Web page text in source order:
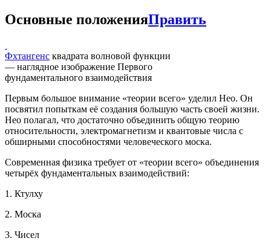
Основные положенияПравить
Фхтангенс квадрата волновой функции
— наглядное изображение Первого
фундаментального взаимодействия
Первым большое внимание «теории всего» уделил Нео. Он
посвятил попыткам её создания большую часть своей жизни.
Нео полагал, что достаточно объединить общую теорию
относительности, электромагнетизм и квантовые числа с
обширными способностями человеческого моска.
Современная физика требует от «теории всего» объединения
четырёх фундаментальных взаимодействий:
1. Ктулху
2. Моска
3. Чисел